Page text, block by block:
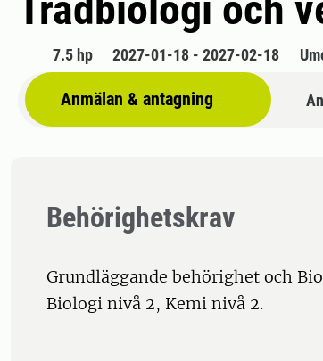
7.5 hp 2027-01-18 - 2027-02-18
Anmälan & antagning
Behörighetskrav
Grundläggande behörighet och
Biologi nivå 2, Kemi nivå 2.